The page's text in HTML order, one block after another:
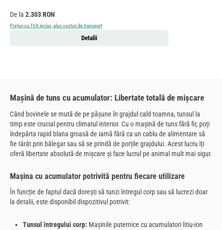
Preț obișnuit:
De la 2.303 RON
Prețuri cu TVA inclus, plus costuri de transport
Detalii
Mașină de tuns cu acumulator: Libertate totală de mișcare
Când bovinele se mută de pe pășune în grajdul cald toamna, tunsul la
timp este crucial pentru climatul interior. Cu o mașină de tuns fără fir, poți
îndepărta rapid blana groasă de iarnă fără ca un cablu de alimentare să
fie târât prin bălegar sau să se prindă de porțile grajdului. Acest lucru îți
oferă libertate absolută de mișcare și face lucrul pe animal mult mai sigur.
Mașina cu acumulator potrivită pentru fiecare utilizare
În funcție de faptul dacă dorești să tunzi întregul corp sau să lucrezi doar
la detalii, este disponibil dispozitivul potrivit:
Tunsul întregului corp: Mașinile puternice cu acumulatori litiu-ion